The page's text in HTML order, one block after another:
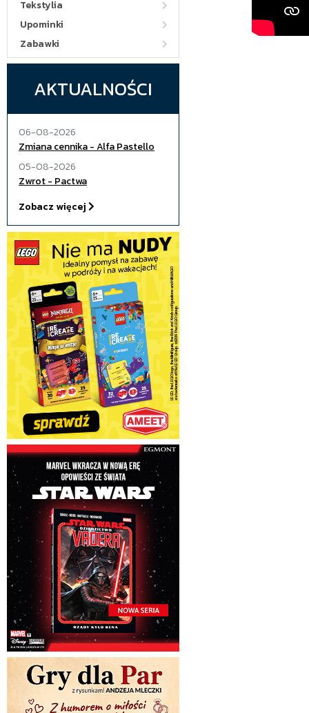
Tekstylia
Upominki
Zabawki
AKTUALNOŚCI
06-08-2026
Zmiana cennika - Alfa Pastello
05-08-2026
Zwrot - Pactwa
Zobacz więcej